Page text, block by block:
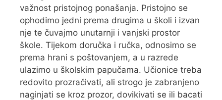
važnost pristojnog ponašanja. Pristojno se
ophodimo jedni prema drugima u školi i izvan
nje te čuvajmo unutarnji i vanjski prostor
škole. Tijekom doručka i ručka, odnosimo se
prema hrani s poštovanjem, a u razrede
ulazimo u školskim papučama. Učionice treba
redovito prozračivati, ali strogo je zabranjeno
naginjati se kroz prozor, dovikivati se ili bacati